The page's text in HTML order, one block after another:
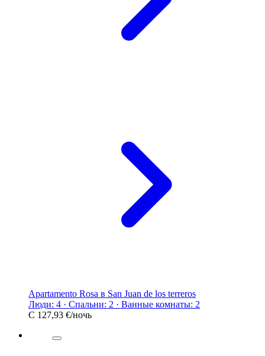
Apartamento Rosa в San Juan de los terreros
Люди: 4 · Спальни: 2 · Ванные комнаты: 2
С 127,93 €/ночь